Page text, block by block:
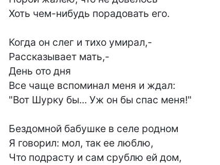
Хоть чем-нибудь порадовать его.
Когда он слег и тихо умирал,-
Рассказывает мать,-
День ото дня
Все чаще вспоминал меня и ждал:
"Вот Шурку бы... Уж он бы спас меня!"
Бездомной бабушке в селе родном
Я говорил: мол, так ее люблю,
Что подрасту и сам срублю ей дом,